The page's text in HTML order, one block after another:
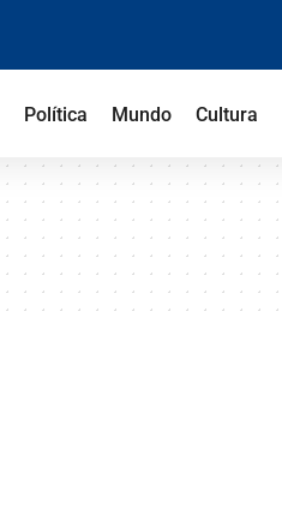
Política Mundo Cultura